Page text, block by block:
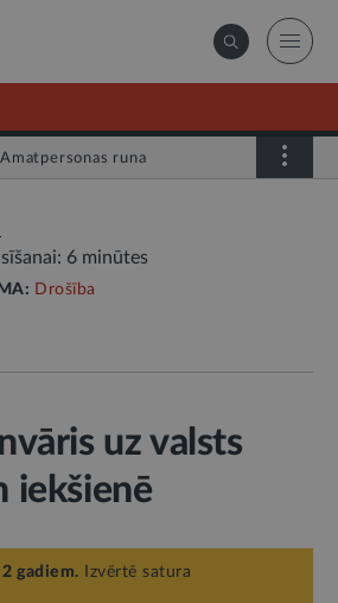
Amatpersonas runa
6 minūtes
Drošība
uz valsts
iekšienē
gadiem. Izvērtē satura